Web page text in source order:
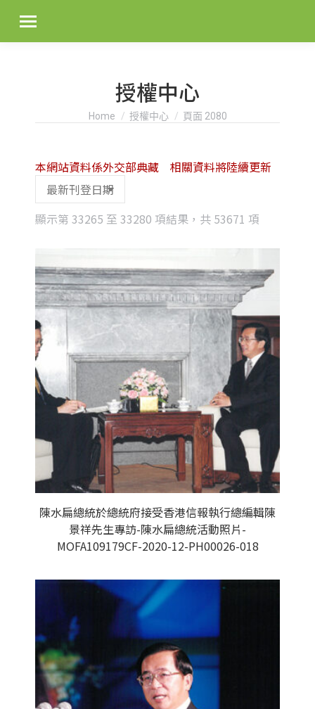
授權中心
You are here:
Home 授權中心 頁面 2080
顯示第 33265 至 33280 項結果，共 53671 項
latest
本網站資料係外交部典藏 相關資料將陸續更新
陳水扁總統於總統府接受香港信報執行總編輯陳
景祥先生專訪-陳水扁總統活動照片-
MOFA109179CF-2020-12-PH00026-018